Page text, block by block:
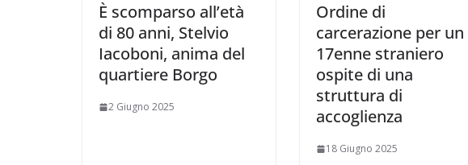
È scomparso all’età
di 80 anni, Stelvio
Iacoboni, anima del
quartiere Borgo
2 Giugno 2025
Ordine di
carcerazione per un
17enne straniero
ospite di una
struttura di
accoglienza
18 Giugno 2025